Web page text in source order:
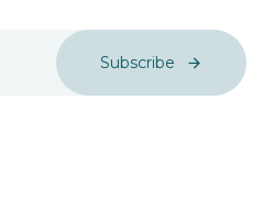
Subscribe